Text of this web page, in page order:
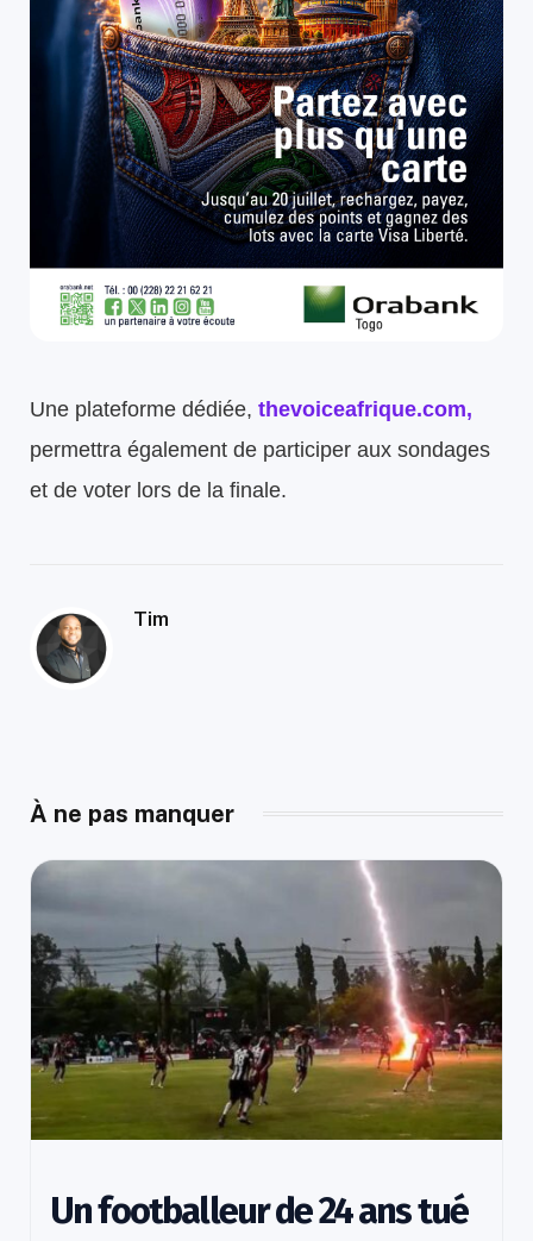
Une plateforme dédiée, thevoiceafrique.com,
permettra également de participer aux sondages
et de voter lors de la finale.
Tim
À ne pas manquer
Un footballeur de 24 ans tué